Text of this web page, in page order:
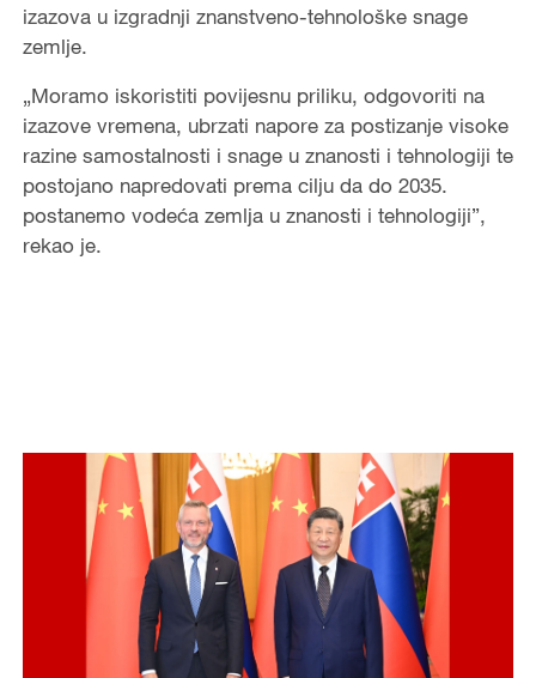
izazova u izgradnji znanstveno-tehnološke snage
zemlje.
„Moramo iskoristiti povijesnu priliku, odgovoriti na
izazove vremena, ubrzati napore za postizanje visoke
razine samostalnosti i snage u znanosti i tehnologiji te
postojano napredovati prema cilju da do 2035.
postanemo vodeća zemlja u znanosti i tehnologiji”,
rekao je.